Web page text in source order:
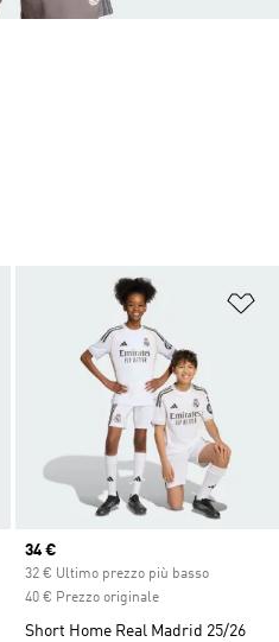
Aggiungi alla lista dei desideri
Current price
34 €
32 € Ultimo prezzo più basso
40 € Prezzo originale
Short Home Real Madrid 25/26